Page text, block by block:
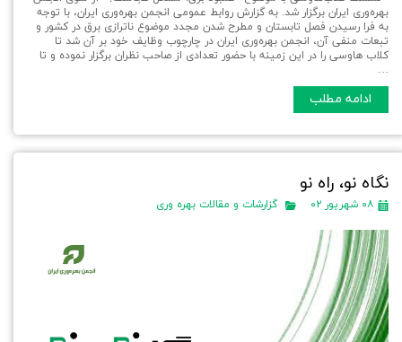
بهره‌وری ایران برگزار شد. به گزارش روابط عمومی انجمن بهره‌‌وری ایران، با توجه
به فرا رسیدن فصل تابستان و مطرح شدن مجدد موضوع ناترازی برق در کشور و
تبعات منفی آن، انجمن بهره‌وری ایران در چارچوب وظایف خود بر آن شد تا
کلاب هاوسی را در این زمینه با حضور تعدادی از صاحب نظران برگزار نموده و تا
…
ادامه مطلب
نگاه نو، راه نو
۰۸ شهریور ۰۲ گزارشات و مقالات بهره وری